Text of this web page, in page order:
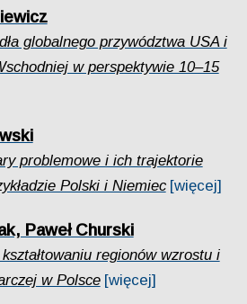
globalnego przywództwa USA i
w perspektywie 10–15
problemowe i ich trajektorie
Polski i Niemiec [więcej]
Paweł Churski
regionów wzrostu i
w Polsce [więcej]